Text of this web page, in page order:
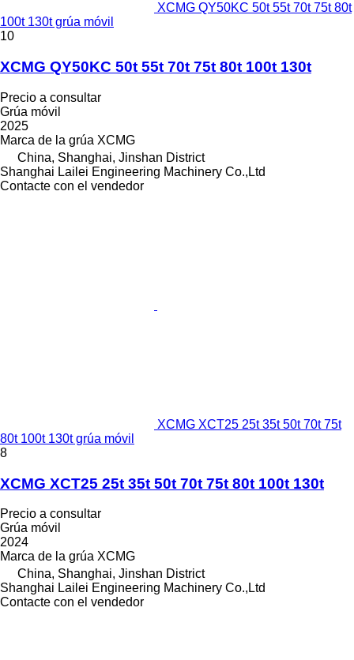
XCMG QY50KC 50t 55t 70t 75t 80t
100t 130t grúa móvil
10
XCMG QY50KC 50t 55t 70t 75t 80t 100t 130t
Precio a consultar
Grúa móvil
2025
Marca de la grúa XCMG
China, Shanghai, Jinshan District
Shanghai Lailei Engineering Machinery Co.,Ltd
Contacte con el vendedor
XCMG XCT25 25t 35t 50t 70t 75t
80t 100t 130t grúa móvil
8
XCMG XCT25 25t 35t 50t 70t 75t 80t 100t 130t
Precio a consultar
Grúa móvil
2024
Marca de la grúa XCMG
China, Shanghai, Jinshan District
Shanghai Lailei Engineering Machinery Co.,Ltd
Contacte con el vendedor